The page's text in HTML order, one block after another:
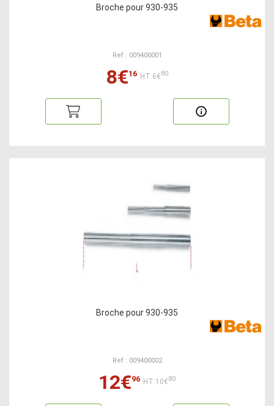
Broche pour 930-935
Ref : 009400001
8€16 HT:6€80
Broche pour 930-935
Ref : 009400002
12€96 HT:10€80